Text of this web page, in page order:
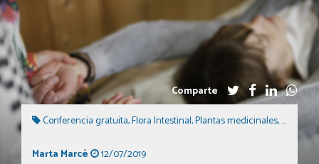
Comparte
Conferencia gratuita,Flora Intestinal,Plantas medicinales,
Marta Marcè 12/07/2019